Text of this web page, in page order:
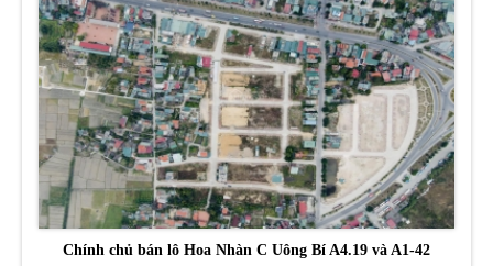
Chính chủ bán lô Hoa Nhàn C Uông Bí A4.19 và A1-42